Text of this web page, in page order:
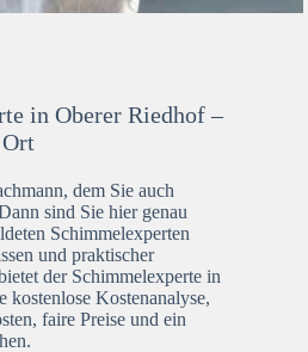
in Oberer Riedhof –
dem Sie auch
sind Sie hier genau
Schimmelexperten
und praktischer
der Schimmelexperte in
kostenlose Kostenanalyse,
faire Preise und ein